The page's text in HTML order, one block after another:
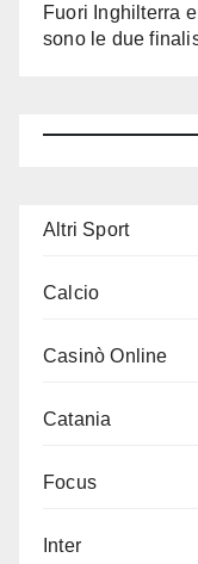
Fuori Inghilterra
sono le due
Altri Sport
Calcio
Casinò Online
Catania
Focus
Inter